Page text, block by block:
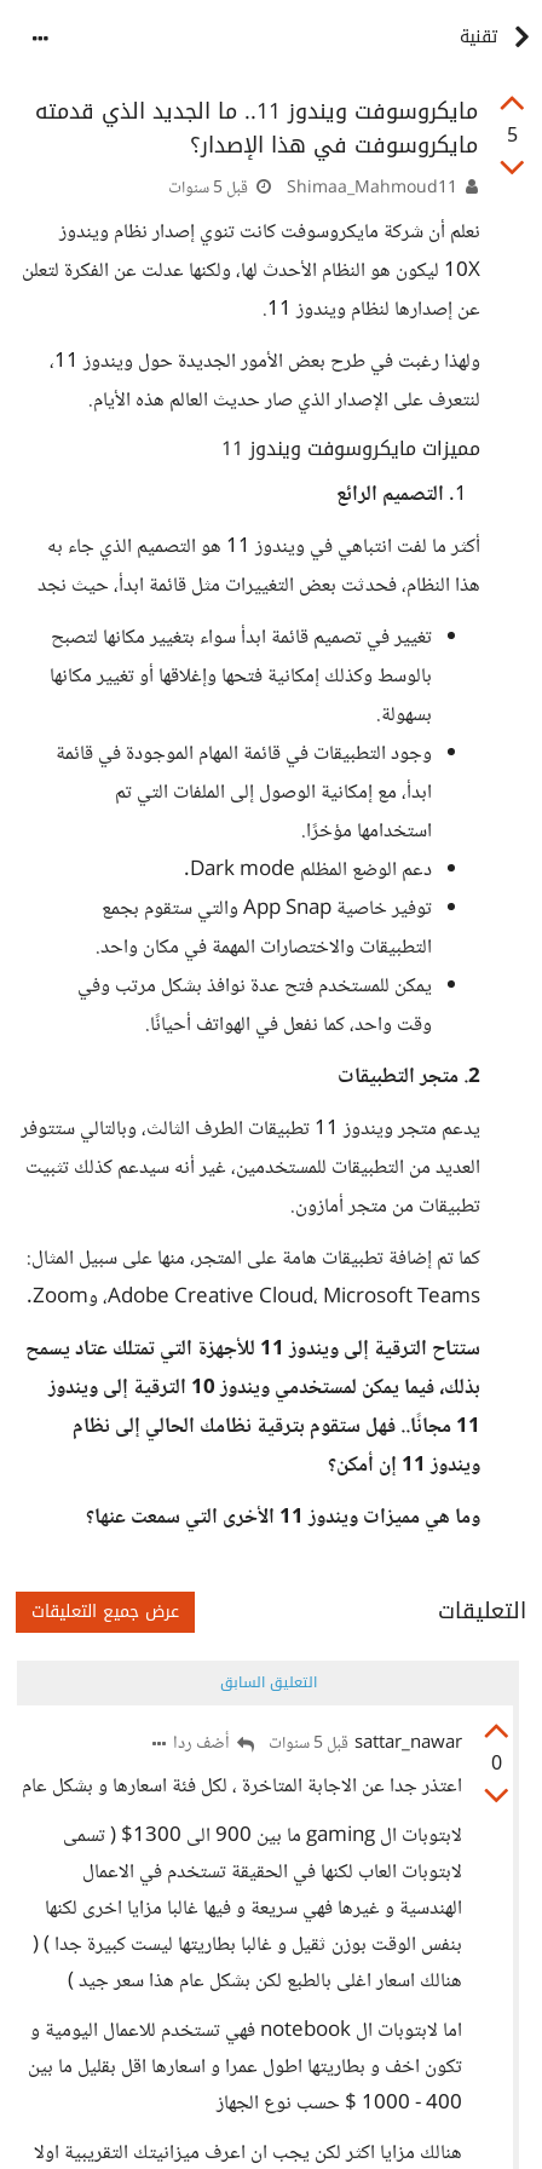
تقنية
5
مايكروسوفت ويندوز 11.. ما الجديد الذي قدمته
مايكروسوفت في هذا الإصدار؟
قبل 5 سنوات
نعلم أن شركة مايكروسوفت كانت تنوي إصدار نظام ويندوز
10X ليكون هو النظام الأحدث لها، ولكنها عدلت عن الفكرة لتعلن
عن إصدارها لنظام ويندوز 11.
ولهذا رغبت في طرح بعض الأمور الجديدة حول ويندوز 11،
لنتعرف على الإصدار الذي صار حديث العالم هذه الأيام.
مميزات مايكروسوفت ويندوز 11
التصميم الرائع
أكثر ما لفت انتباهي في ويندوز 11 هو التصميم الذي جاء به
هذا النظام، فحدثت بعض التغييرات مثل قائمة ابدأ، حيث نجد
تغيير في تصميم قائمة ابدأ سواء بتغيير مكانها لتصبح
بالوسط وكذلك إمكانية فتحها وإغلاقها أو تغيير مكانها
بسهولة.
وجود التطبيقات في قائمة المهام الموجودة في قائمة
ابدأ، مع إمكانية الوصول إلى الملفات التي تم
استخدامها مؤخرًا.
دعم الوضع المظلم Dark mode.
توفير خاصية App Snap والتي ستقوم بجمع
التطبيقات والاختصارات المهمة في مكان واحد.
يمكن للمستخدم فتح عدة نوافذ بشكل مرتب وفي
وقت واحد، كما نفعل في الهواتف أحيانًا.
2. متجر التطبيقات
يدعم متجر ويندوز 11 تطبيقات الطرف الثالث، وبالتالي ستتوفر
العديد من التطبيقات للمستخدمين، غير أنه سيدعم كذلك تثبيت
تطبيقات من متجر أمازون.
كما تم إضافة تطبيقات هامة على المتجر، منها على سبيل المثال:
Adobe Creative Cloud، Microsoft Teams، وZoom.
ستتاح الترقية إلى ويندوز 11 للأجهزة التي تمتلك عتاد يسمح
بذلك، فيما يمكن لمستخدمي ويندوز 10 الترقية إلى ويندوز
11 مجانًا.. فهل ستقوم بترقية نظامك الحالي إلى نظام
ويندوز 11 إن أمكن؟
وما هي مميزات ويندوز 11 الأخرى التي سمعت عنها؟
التعليقات عرض جميع التعليقات
التعليق السابق
0
sattar_nawar قبل 5 سنوات أضف ردا
اعتذر جدا عن الاجابة المتاخرة ، لكل فئة اسعارها و بشكل عام
لابتوبات ال gaming ما بين 900 الى 1300$ ( تسمى
لابتوبات العاب لكنها في الحقيقة تستخدم في الاعمال
الهندسية و غيرها فهي سريعة و فيها غالبا مزايا اخرى لكنها
بنفس الوقت بوزن ثقيل و غالبا بطاريتها ليست كبيرة جدا ) (
هنالك اسعار اغلى بالطبع لكن بشكل عام هذا سعر جيد )
اما لابتوبات ال notebook فهي تستخدم للاعمال اليومية و
تكون اخف و بطاريتها اطول عمرا و اسعارها اقل بقليل ما بين
400 - 1000 $ حسب نوع الجهاز
هنالك مزايا اكثر لكن يجب ان اعرف ميزانيتك التقريبية اولا